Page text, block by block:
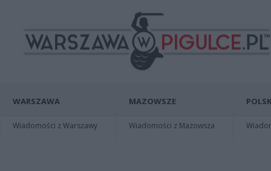
WARSZAWA
Wiadomości z Warszawy
MAZOWSZE
Wiadomości z Mazowsza